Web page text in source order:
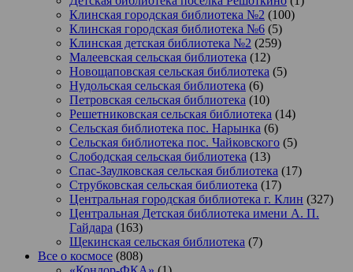
Клинская городская библиотека №2 (100)
Клинская городская библиотека №6 (5)
Клинская детская библиотека №2 (259)
Малеевская сельская библиотека (12)
Новощаповская сельская библиотека (5)
Нудольская сельская библиотека (6)
Петровская сельская библиотека (10)
Решетниковская сельская библиотека (14)
Сельская библиотека пос. Нарынка (6)
Сельская библиотека пос. Чайковского (5)
Слободская сельская библиотека (13)
Спас-Заулковская сельская библиотека (17)
Струбковская сельская библиотека (17)
Центральная городская библиотека г. Клин (327)
Центральная Детская библиотека имени А. П.
Гайдара (163)
Щекинская сельская библиотека (7)
Все о космосе (808)